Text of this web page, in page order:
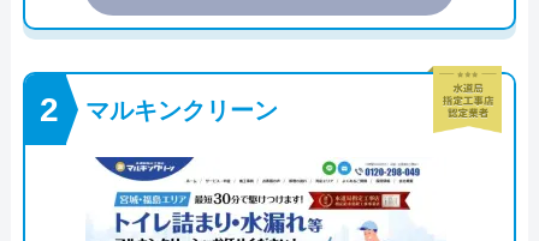
マルキンクリーン